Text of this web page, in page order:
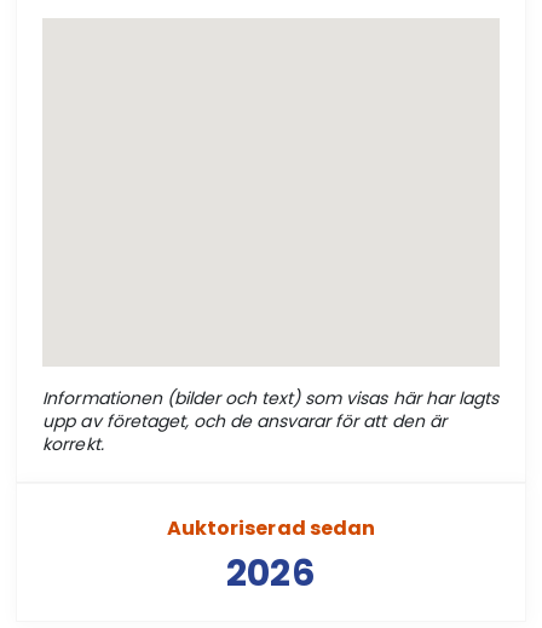
Informationen (bilder och text) som visas här har lagts
upp av företaget, och de ansvarar för att den är
korrekt.
Auktoriserad sedan
2026